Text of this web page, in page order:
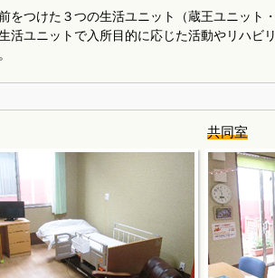
をつけた３つの生活ユニット（蔵王ユニット
活ユニットで入所目的に応じた活動やリハビ
共同室